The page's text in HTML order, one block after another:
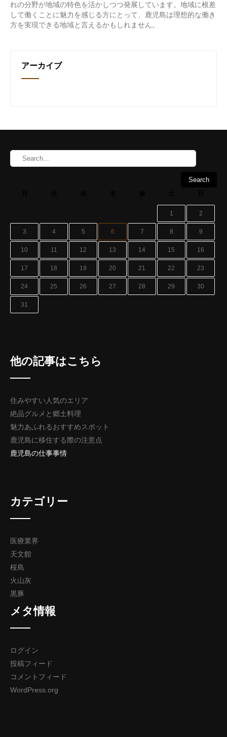
れの分野が地域の特色を活かしつつ発展しています。地域に根差
して働くことに魅力を感じる方にとって、鹿児島は理想的な働き
方を実現できる地域と言えるかもしれません。
アーカイブ
1 2
3 4 5 6 7 8 9
10 11 12 13 14 15 16
17 18 19 20 21 22 23
24 25 26 27 28 29 30
31
他の記事はこちら
住みやすい人気のエリア
絶品グルメと郷土料理
魅力あふれるおすすめスポット
鹿児島に移住する際の注意点
鹿児島の仕事事情
カテゴリー
医療業界
天文館
桜島
火山灰
黒豚
メタ情報
ログイン
投稿フィード
コメントフィード
WordPress.org